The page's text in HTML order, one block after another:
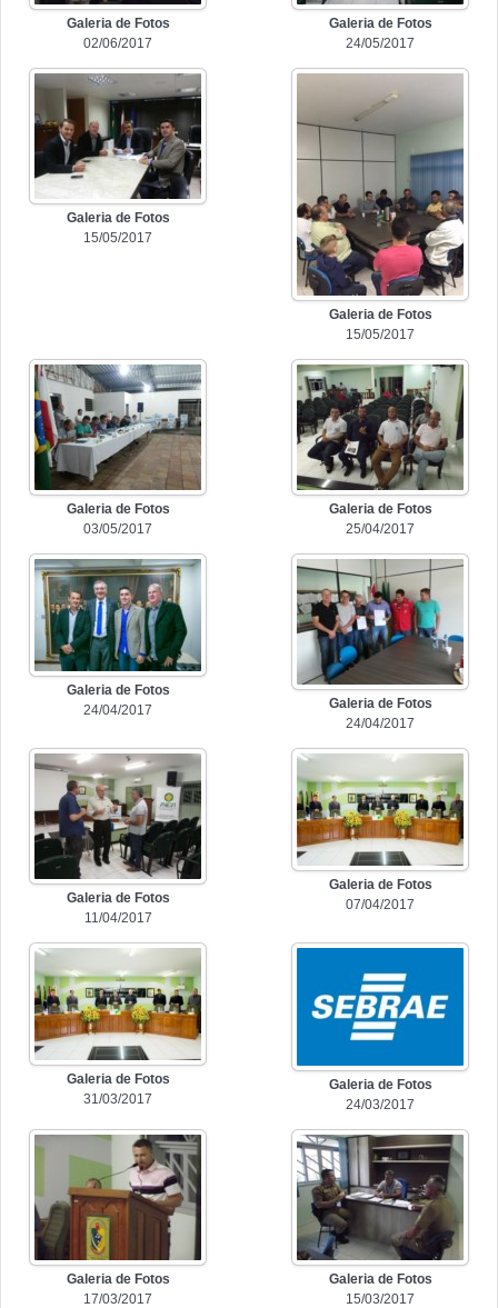
Galeria de Fotos
02/06/2017
Galeria de Fotos
24/05/2017
Galeria de Fotos
15/05/2017
Galeria de Fotos
15/05/2017
Galeria de Fotos
03/05/2017
Galeria de Fotos
25/04/2017
Galeria de Fotos
24/04/2017
Galeria de Fotos
24/04/2017
Galeria de Fotos
11/04/2017
Galeria de Fotos
07/04/2017
Galeria de Fotos
31/03/2017
Galeria de Fotos
24/03/2017
Galeria de Fotos
17/03/2017
Galeria de Fotos
15/03/2017